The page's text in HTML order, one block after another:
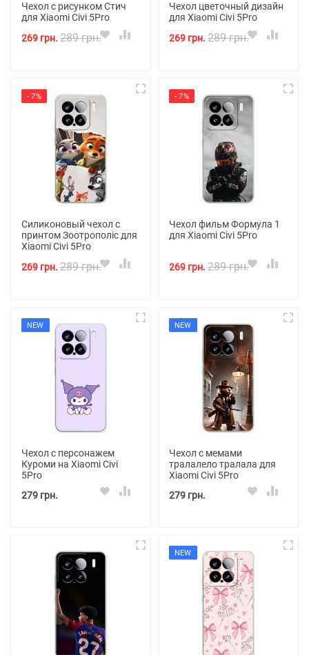
Чехол с рисунком Стич
для Xiaomi Civi 5Pro
269 грн. 289 грн.
Чехол цветочный дизайн
для Xiaomi Civi 5Pro
269 грн. 289 грн.
- 7%
Силиконовый чехол с
принтом Зоотрополіс для
Xiaomi Civi 5Pro
269 грн. 289 грн.
- 7%
Чехол фильм Формула 1
для Xiaomi Civi 5Pro
269 грн. 289 грн.
NEW
Чехол с персонажем
Куроми на Xiaomi Civi
5Pro
279 грн.
NEW
Чехол с мемами
тралалело тралала для
Xiaomi Civi 5Pro
279 грн.
NEW